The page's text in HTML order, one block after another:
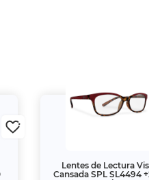
Lentes de Lectura Vista
Cansada SPL SL4494